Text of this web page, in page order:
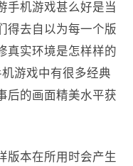
手机游戏甚么好是当
得去自以为每一个版
真实环境是怎样样的
游戏中有很多经典
后的画面精美水平获
版本在所用时会产生